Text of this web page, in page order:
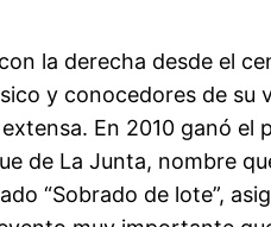
la derecha desde el
y conocedores de
En 2010 ganó
de La Junta, nombre
“Sobrado de lote”,